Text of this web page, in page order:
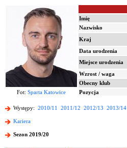
Imię
Nazwisko
Kraj
Data urodzenia
Miejsce urodzenia
Wzrost / waga
Obecny klub
Fot: Sparta Katowice Pozycja
Występy: 2010/11 2011/12 2012/13 2013/14
Kariera
Sezon 2019/20